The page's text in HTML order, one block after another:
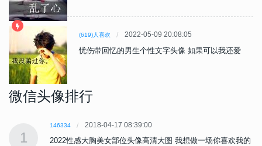
(619)人喜欢 2022-05-09 20:08:05
忧伤带回忆的男生个性文字头像 如果可以我还爱
微信头像排行
1
146334 2018-04-17 08:39:00
2022性感大胸美女部位头像高清大图 我想做一场你喜欢我的